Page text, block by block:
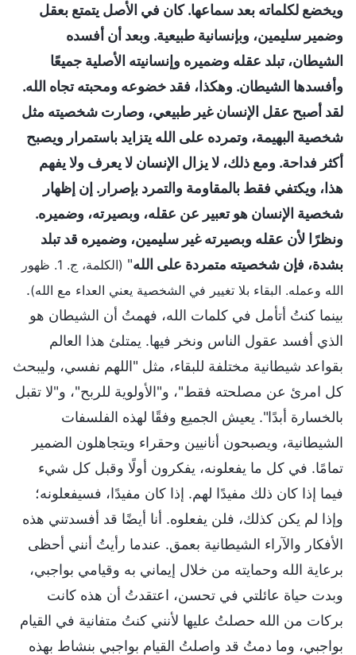
ويخضع لكلماته بعد سماعها. كان في الأصل يتمتع بعقل
وضمير سليمين، وبإنسانية طبيعية. وبعد أن أفسده
الشيطان، تبلد عقله وضميره وإنسانيته الأصلية جميعًا
وأفسدها الشيطان. وهكذا، فقد خضوعه ومحبته تجاه الله.
لقد أصبح عقل الإنسان غير طبيعي، وصارت شخصيته مثل
شخصية البهيمة، وتمرده على الله يتزايد باستمرار ويصبح
أكثر فداحة. ومع ذلك، لا يزال الإنسان لا يعرف ولا يفهم
هذا، ويكتفي فقط بالمقاومة والتمرد بإصرار. إن إظهار
شخصية الإنسان هو تعبير عن عقله، وبصيرته، وضميره.
ونظرًا لأن عقله وبصيرته غير سليمين، وضميره قد تبلد
بشدة، فإن شخصيته متمردة على الله"
(الكلمة، ج. 1. ظهور
الله وعمله. البقاء بلا تغيير في الشخصية يعني العداء مع الله).
بينما كنتُ أتأمل في كلمات الله، فهمتُ أن الشيطان هو
الذي أفسد عقول الناس ونخر فيها. يمتلئ هذا العالم
بقواعد شيطانية مختلفة للبقاء، مثل "اللهم نفسي، وليبحث
كل امرئ عن مصلحته فقط"، و"الأولوية للربح"، و"لا تقبل
بالخسارة أبدًا". يعيش الجميع وفقًا لهذه الفلسفات
الشيطانية، ويصبحون أنانيين وحقراء ويتجاهلون الضمير
تمامًا. في كل ما يفعلونه، يفكرون أولًا وقبل كل شيء
فيما إذا كان ذلك مفيدًا لهم. إذا كان مفيدًا، فسيفعلونه؛
وإذا لم يكن كذلك، فلن يفعلوه. أنا أيضًا قد أفسدتني هذه
الأفكار والآراء الشيطانية بعمق. عندما رأيتُ أنني أحظى
برعاية الله وحمايته من خلال إيماني به وقيامي بواجبي،
وبدت حياة عائلتي في تحسن، اعتقدتُ أن هذه كانت
بركات من الله حصلتُ عليها لأنني كنتُ متفانية في القيام
بواجبي، وما دمتُ قد واصلتُ القيام بواجبي بنشاط بهذه